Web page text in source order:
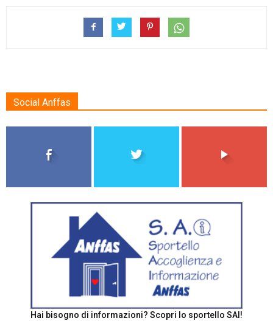
Social Anffas
Hai bisogno di informazioni? Scopri lo sportello SAI!